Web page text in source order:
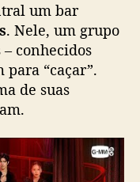
n
o
v
o
d
m
a
d
um bar
. Nele, um grupo
conhecidos
para “caçar”.
de suas